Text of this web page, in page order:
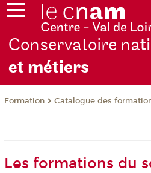
Conservatoire na
et métiers
Formation Catalogue des
Les formations du